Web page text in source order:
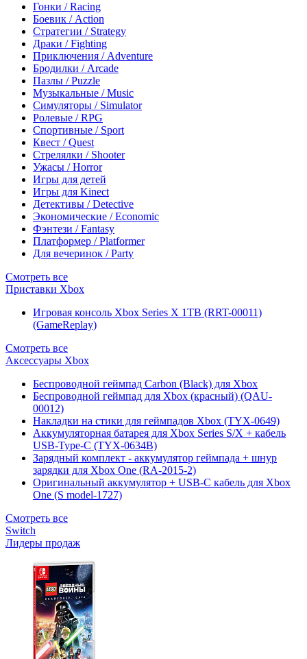
Гонки / Racing
Боевик / Action
Стратегии / Strategy
Драки / Fighting
Приключения / Adventure
Бродилки / Arcade
Пазлы / Puzzle
Музыкальные / Music
Симуляторы / Simulator
Ролевые / RPG
Спортивные / Sport
Квест / Quest
Стрелялки / Shooter
Ужасы / Horror
Игры для детей
Игры для Kinect
Детективы / Detective
Экономические / Economic
Фэнтези / Fantasy
Платформер / Platformer
Для вечеринок / Party
Смотреть все
Приставки Xbox
Игровая консоль Xbox Series X 1TB (RRT-00011)
(GameReplay)
Смотреть все
Аксессуары Xbox
Беспроводной геймпад Carbon (Black) для Xbox
Беспроводной геймпад для Xbox (красный) (QAU-
00012)
Накладки на стики для геймпадов Xbox (TYX-0649)
Аккумуляторная батарея для Xbox Series S/X + кабель
USB-Type-C (TYX-0634B)
Зарядный комплект - аккумулятор геймпада + шнур
зарядки для Xbox One (RA-2015-2)
Оригинальный аккумулятор + USB-C кабель для Xbox
One (S model-1727)
Смотреть все
Switch
Лидеры продаж